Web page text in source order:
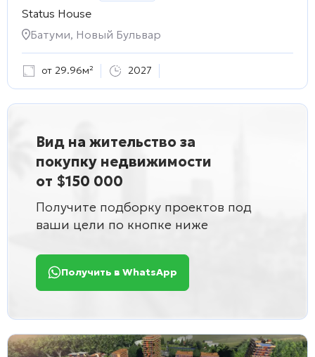
Status House
Батуми, Новый Бульвар
от 29.96м² 2027
Вид на жительство за
покупку недвижимости
от $150 000
Получите подборку проектов под
ваши цели по кнопке ниже
Получить в WhatsApp